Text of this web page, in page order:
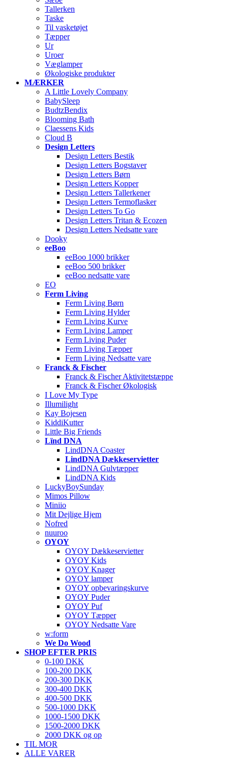
Tallerken
Taske
Til vasketøjet
Tæpper
Ur
Uroer
Væglamper
Økologiske produkter
MÆRKER
A Little Lovely Company
BabySleep
BudtzBendix
Blooming Bath
Claessens Kids
Cloud B
Design Letters
Design Letters Bestik
Design Letters Bogstaver
Design Letters Børn
Design Letters Kopper
Design Letters Tallerkener
Design Letters Termoflasker
Design Letters To Go
Design Letters Tritan & Ecozen
Design Letters Nedsatte vare
Dooky
eeBoo
eeBoo 1000 brikker
eeBoo 500 brikker
eeBoo nedsatte vare
EO
Ferm Living
Ferm Living Børn
Ferm Living Hylder
Ferm Living Kurve
Ferm Living Lamper
Ferm Living Puder
Ferm Living Tæpper
Ferm Living Nedsatte vare
Franck & Fischer
Franck & Fischer Aktivitetstæppe
Franck & Fischer Økologisk
I Love My Type
Illumilight
Kay Bojesen
KiddiKutter
Little Big Friends
Lïnd DNA
LindDNA Coaster
LindDNA Dækkeservietter
LindDNA Gulvtæpper
LindDNA Kids
LuckyBoySunday
Mimos Pillow
Miniio
Mit Dejlige Hjem
Nofred
nuuroo
OYOY
OYOY Dækkeservietter
OYOY Kids
OYOY Knager
OYOY lamper
OYOY opbevaringskurve
OYOY Puder
OYOY Puf
OYOY Tæpper
OYOY Nedsatte Vare
w:form
We Do Wood
SHOP EFTER PRIS
0-100 DKK
100-200 DKK
200-300 DKK
300-400 DKK
400-500 DKK
500-1000 DKK
1000-1500 DKK
1500-2000 DKK
2000 DKK og op
TIL MOR
ALLE VARER